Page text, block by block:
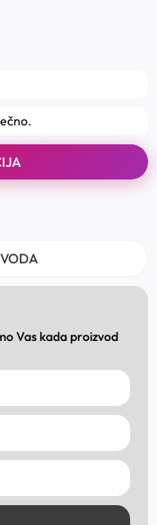
Vas kada proizvod